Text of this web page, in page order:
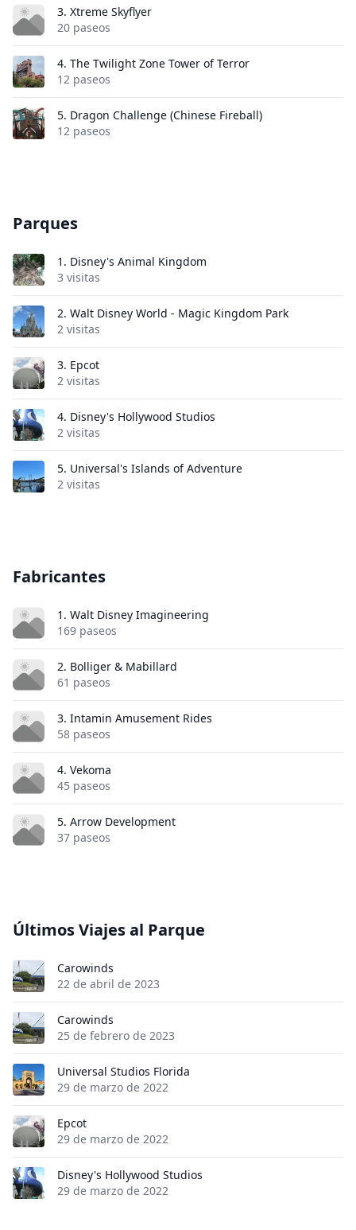
3. Xtreme Skyflyer
20 paseos
4. The Twilight Zone Tower of Terror
12 paseos
5. Dragon Challenge (Chinese Fireball)
12 paseos
Parques
1. Disney's Animal Kingdom
3 visitas
2. Walt Disney World - Magic Kingdom Park
2 visitas
3. Epcot
2 visitas
4. Disney's Hollywood Studios
2 visitas
5. Universal's Islands of Adventure
2 visitas
Fabricantes
1. Walt Disney Imagineering
169 paseos
2. Bolliger & Mabillard
61 paseos
3. Intamin Amusement Rides
58 paseos
4. Vekoma
45 paseos
5. Arrow Development
37 paseos
Últimos Viajes al Parque
Carowinds
22 de abril de 2023
Carowinds
25 de febrero de 2023
Universal Studios Florida
29 de marzo de 2022
Epcot
29 de marzo de 2022
Disney's Hollywood Studios
29 de marzo de 2022